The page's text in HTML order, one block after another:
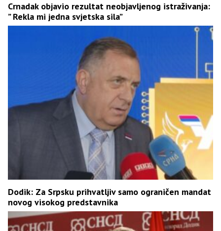
Crnadak objavio rezultat neobjavljenog istraživanja:
” Rekla mi jedna svjetska sila”
Dodik: Za Srpsku prihvatljiv samo ograničen mandat
novog visokog predstavnika